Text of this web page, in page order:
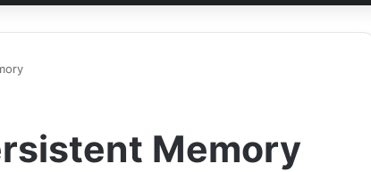
Memory